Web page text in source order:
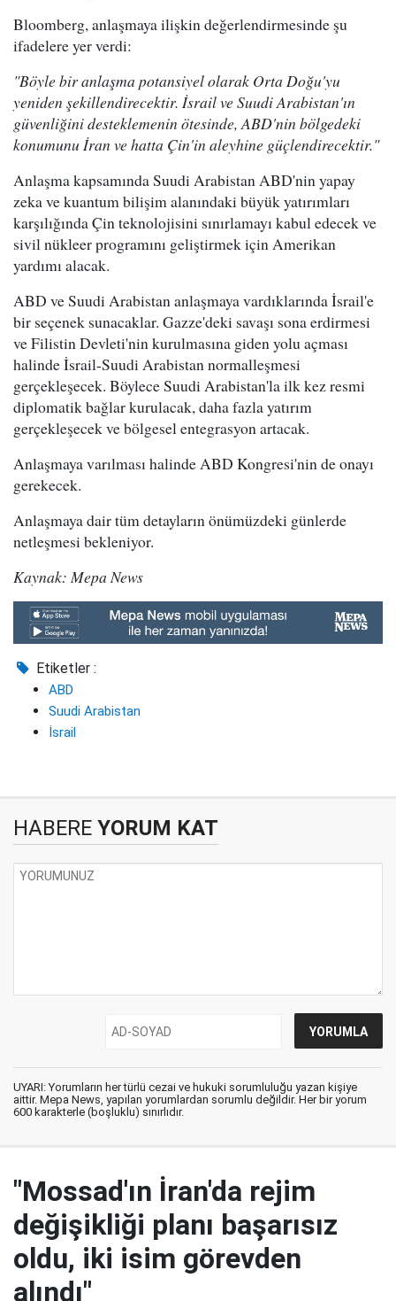
Bloomberg, anlaşmaya ilişkin değerlendirmesinde şu
ifadelere yer verdi:
"Böyle bir anlaşma potansiyel olarak Orta Doğu'yu
yeniden şekillendirecektir. İsrail ve Suudi Arabistan'ın
güvenliğini desteklemenin ötesinde, ABD'nin bölgedeki
konumunu İran ve hatta Çin'in aleyhine güçlendirecektir."
Anlaşma kapsamında Suudi Arabistan ABD'nin yapay
zeka ve kuantum bilişim alanındaki büyük yatırımları
karşılığında Çin teknolojisini sınırlamayı kabul edecek ve
sivil nükleer programını geliştirmek için Amerikan
yardımı alacak.
ABD ve Suudi Arabistan anlaşmaya vardıklarında İsrail'e
bir seçenek sunacaklar. Gazze'deki savaşı sona erdirmesi
ve Filistin Devleti'nin kurulmasına giden yolu açması
halinde İsrail-Suudi Arabistan normalleşmesi
gerçekleşecek. Böylece Suudi Arabistan'la ilk kez resmi
diplomatik bağlar kurulacak, daha fazla yatırım
gerçekleşecek ve bölgesel entegrasyon artacak.
Anlaşmaya varılması halinde ABD Kongresi'nin de onayı
gerekecek.
Anlaşmaya dair tüm detayların önümüzdeki günlerde
netleşmesi bekleniyor.
Kaynak: Mepa News
Etiketler :
ABD
Suudi Arabistan
İsrail
HABERE YORUM KAT
UYARI: Yorumların her türlü cezai ve hukuki sorumluluğu yazan kişiye
aittir. Mepa News, yapılan yorumlardan sorumlu değildir. Her bir yorum
600 karakterle (boşluklu) sınırlıdır.
"Mossad'ın İran'da rejim
değişikliği planı başarısız
oldu, iki isim görevden
alındı"